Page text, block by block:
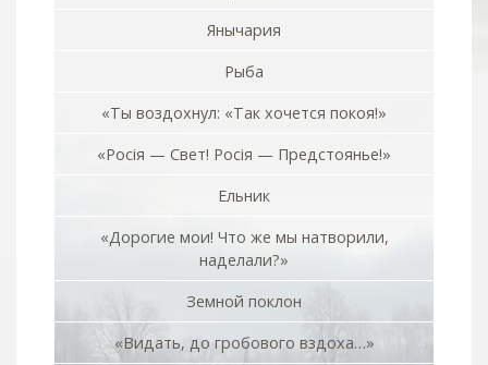
Янычария
Рыба
«Ты воздохнул: «Так хочется покоя!»
«Росiя — Свет! Росiя — Предстоянье!»
Ельник
«Дорогие мои! Что же мы натворили,
наделали?»
Земной поклон
«Видать, до гробового вздоха…»